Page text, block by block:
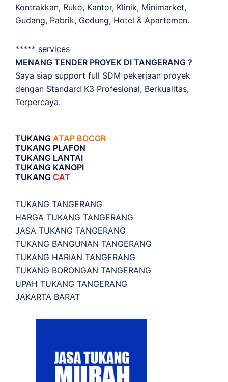
Kontrakkan, Ruko, Kantor, Klinik, Minimarket,
Gudang, Pabrik, Gedung, Hotel & Apartemen.
***** services
MENANG TENDER PROYEK DI TANGERANG ?
Saya siap support full SDM pekerjaan proyek
dengan Standard K3 Profesional, Berkualitas,
Terpercaya.
TUKANG ATAP BOCOR
TUKANG PLAFON
TUKANG LANTAI
TUKANG KANOPI
TUKANG CAT
TUKANG TANGERANG
HARGA TUKANG TANGERANG
JASA TUKANG TANGERANG
TUKANG BANGUNAN TANGERANG
TUKANG HARIAN TANGERANG
TUKANG BORONGAN TANGERANG
UPAH TUKANG TANGERANG
JAKARTA BARAT